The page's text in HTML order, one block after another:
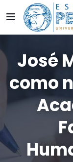
José
como